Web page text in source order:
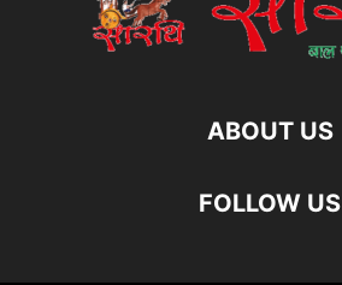
ABOUT US
FOLLOW US